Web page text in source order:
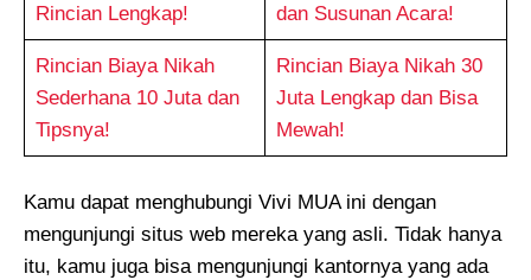
Rincian Lengkap!
dan Susunan Acara!
Rincian Biaya Nikah
Sederhana 10 Juta dan
Tipsnya!
Rincian Biaya Nikah 30
Juta Lengkap dan Bisa
Mewah!
Kamu dapat menghubungi Vivi MUA ini dengan
mengunjungi situs web mereka yang asli. Tidak hanya
itu, kamu juga bisa mengunjungi kantornya yang ada